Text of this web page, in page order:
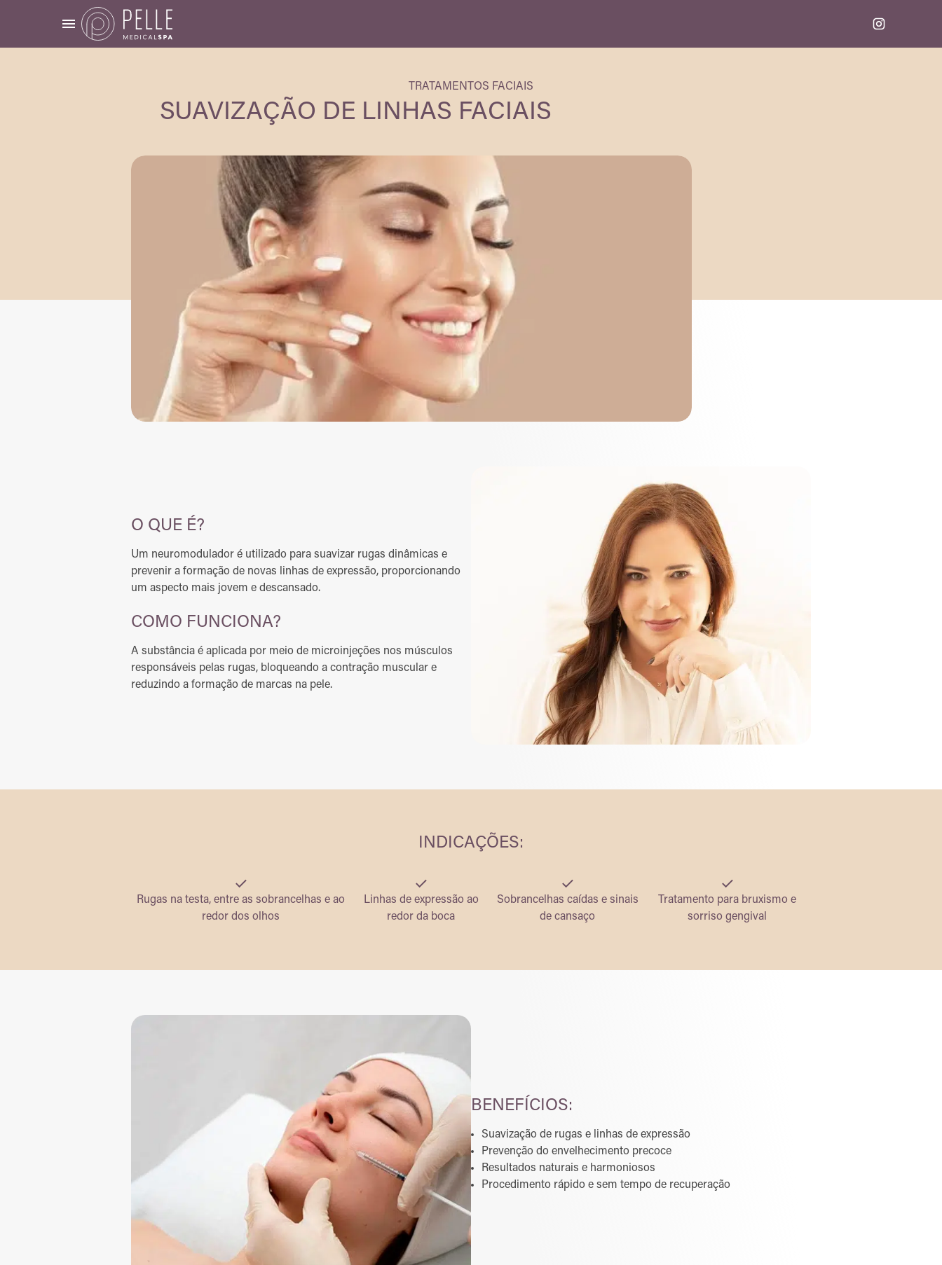
TRATAMENTOS FACIAIS
SUAVIZAÇÃO DE LINHAS FACIAIS
O QUE É?
Um neuromodulador é utilizado para suavizar rugas dinâmicas e
prevenir a formação de novas linhas de expressão, proporcionando
um aspecto mais jovem e descansado.
COMO FUNCIONA?
A substância é aplicada por meio de microinjeções nos músculos
responsáveis pelas rugas, bloqueando a contração muscular e
reduzindo a formação de marcas na pele.
INDICAÇÕES:
Rugas na testa, entre as sobrancelhas e ao
redor dos olhos
Linhas de expressão ao
redor da boca
Sobrancelhas caídas e sinais
de cansaço
Tratamento para bruxismo e
sorriso gengival
BENEFÍCIOS:
Suavização de rugas e linhas de expressão
Prevenção do envelhecimento precoce
Resultados naturais e harmoniosos
Procedimento rápido e sem tempo de recuperação